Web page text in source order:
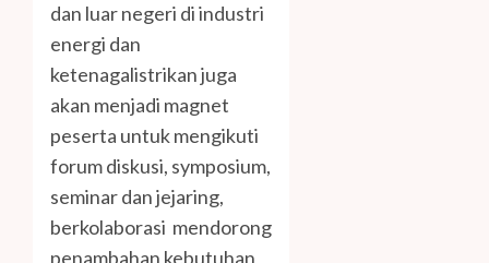
dan luar negeri di industri
energi dan
ketenagalistrikan juga
akan menjadi magnet
peserta untuk mengikuti
forum diskusi, symposium,
seminar dan jejaring,
berkolaborasi mendorong
penambahan kebutuhan